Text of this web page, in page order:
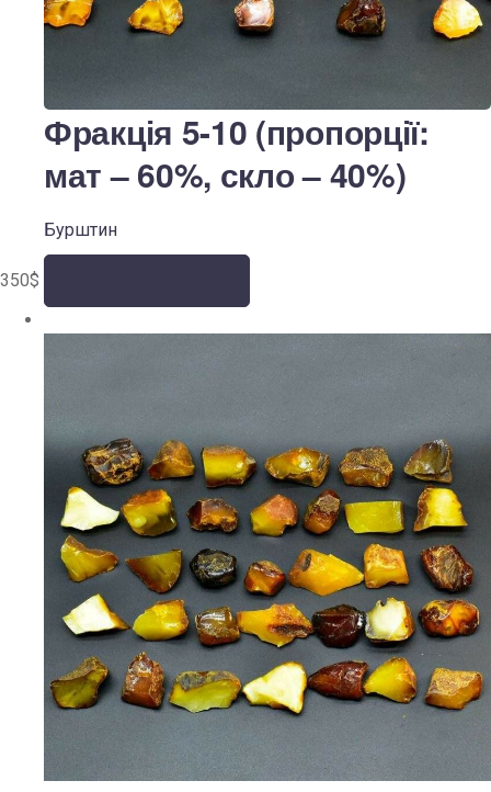
Фракція 5-10 (пропорції:
мат – 60%, скло – 40%)
Бурштин
350$